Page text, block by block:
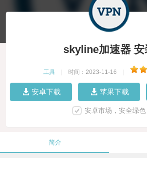
skyline加速器 安
工具 时间：2023-11-16
安卓下载 苹果下载
安卓市场，安全绿色
简介